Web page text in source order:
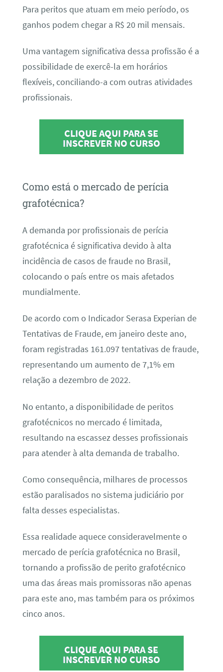
Para peritos que atuam em meio período, os
ganhos podem chegar a R$ 20 mil mensais.
Uma vantagem significativa dessa profissão é a
possibilidade de exercê-la em horários
flexíveis, conciliando-a com outras atividades
profissionais.
CLIQUE AQUI PARA SE
INSCREVER NO CURSO
Como está o mercado de perícia
grafotécnica?
A demanda por profissionais de perícia
grafotécnica é significativa devido à alta
incidência de casos de fraude no Brasil,
colocando o país entre os mais afetados
mundialmente.
De acordo com o Indicador Serasa Experian de
Tentativas de Fraude, em janeiro deste ano,
foram registradas 161.097 tentativas de fraude,
representando um aumento de 7,1% em
relação a dezembro de 2022.
No entanto, a disponibilidade de peritos
grafotécnicos no mercado é limitada,
resultando na escassez desses profissionais
para atender à alta demanda de trabalho.
Como consequência, milhares de processos
estão paralisados no sistema judiciário por
falta desses especialistas.
Essa realidade aquece consideravelmente o
mercado de perícia grafotécnica no Brasil,
tornando a profissão de perito grafotécnico
uma das áreas mais promissoras não apenas
para este ano, mas também para os próximos
cinco anos.
CLIQUE AQUI PARA SE
INSCREVER NO CURSO